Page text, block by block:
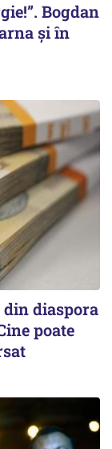
Bogdan
și în
din diaspora
poate